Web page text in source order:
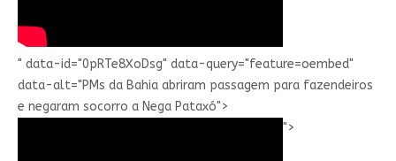
" data-id="0pRTe8XoDsg" data-query="feature=oembed"
data-alt="PMs da Bahia abriram passagem para fazendeiros
e negaram socorro a Nega Pataxó">
">